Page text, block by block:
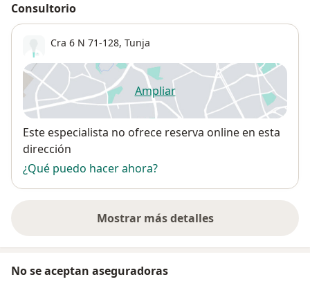
Consultorio
Cra 6 N 71-128, Tunja
Ampliarse abre en una nueva
Disponibilidad
Este especialista no ofrece reserva online en esta
dirección
¿Qué puedo hacer ahora?
Mostrar más detalles
sobre la dirección
No se aceptan aseguradoras